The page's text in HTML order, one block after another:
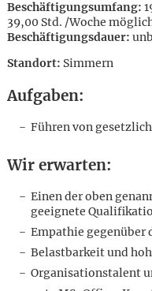
Beschäftigungsumfang:
39,00 Std. /Woche
Beschäftigungsdauer:
Standort: Simmern
Aufgaben:
Führen von
Wir erwarten:
Einen der oben
geeignete
Empathie gegenüber
Belastbarkeit und
Organisationstalent